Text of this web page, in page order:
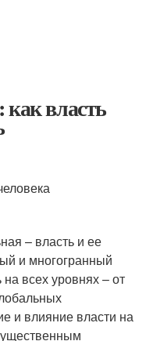
власть
– власть и ее
и многогранный
всех уровнях – от
и влияние власти на